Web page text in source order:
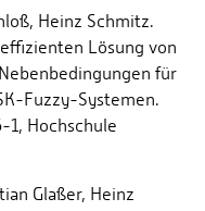
Heinz Schmitz.
Lösung von
für
Fuzzy-Systemen.
1, Hochschule
Glaßer, Heinz